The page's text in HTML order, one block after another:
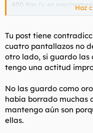
400 tías (y es
había follado y era un
ligar muchas veces.
la pela bastante y a ti
más en un foro).
Ahora esas
poder vacilar por un
conversaciones
han dicho más arriba lo
follar un orco, lo difícil
Haz
Tu post tiene
cuatro pantallazos no
otro lado, si guardo las
tengo una actitud
No las guardo como
había borrado muchas
mantengo aún son
ellas.